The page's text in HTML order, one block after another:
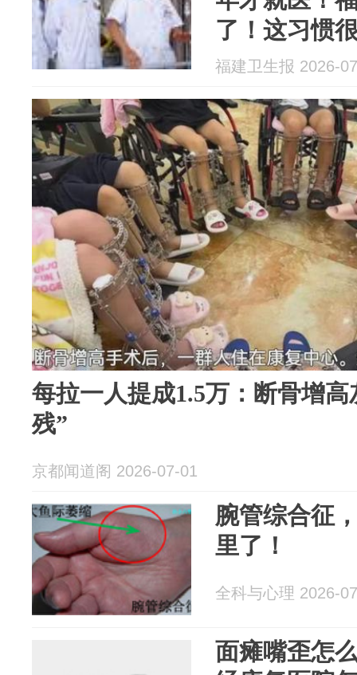
了！这习惯
福建卫生报 2026-
每拉一人提成1.5万：断骨增
残”
京都闻道阁 2026-07-01
腕管综合征
里了！
全科与心理 2026-
面瘫嘴歪怎